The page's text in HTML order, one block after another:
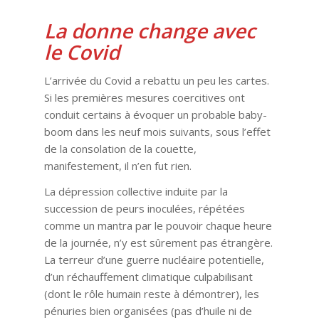
La donne change avec
le Covid
L’arrivée du Covid a rebattu un peu les cartes.
Si les premières mesures coercitives ont
conduit certains à évoquer un probable baby-
boom dans les neuf mois suivants, sous l’effet
de la consolation de la couette,
manifestement, il n’en fut rien.
La dépression collective induite par la
succession de peurs inoculées, répétées
comme un mantra par le pouvoir chaque heure
de la journée, n’y est sûrement pas étrangère.
La terreur d’une guerre nucléaire potentielle,
d’un réchauffement climatique culpabilisant
(dont le rôle humain reste à démontrer), les
pénuries bien organisées (pas d’huile ni de